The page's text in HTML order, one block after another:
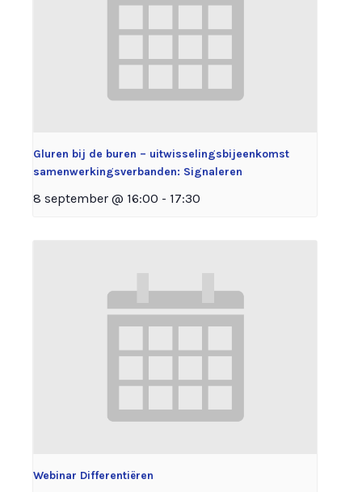
Gluren bij de buren – uitwisselingsbijeenkomst
samenwerkingsverbanden: Signaleren
8 september @ 16:00 - 17:30
Webinar Differentiëren